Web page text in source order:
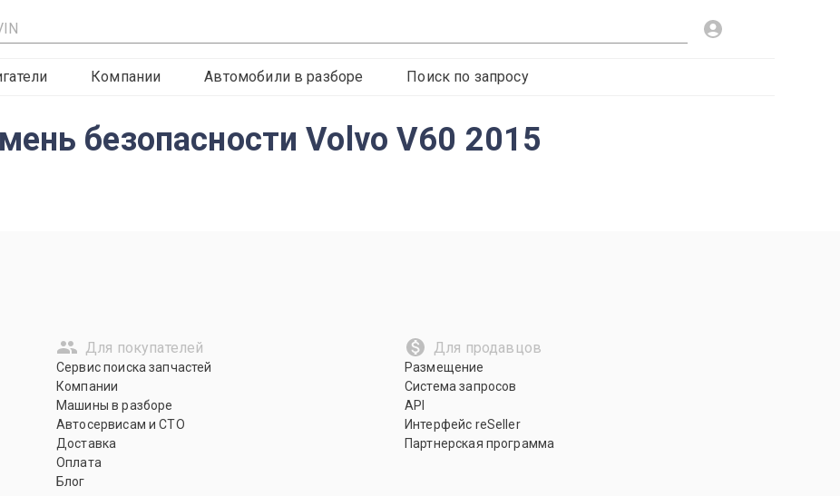
Компании Автомобили в разборе Поиск по запросу
безопасности Volvo V60 2015
Для покупателей
Сервис поиска запчастей
Компании
Машины в разборе
Автосервисам и СТО
Доставка
Оплата
Блог
Для продавцов
Размещение
Система запросов
API
Интерфейс reSeller
Партнерская программа